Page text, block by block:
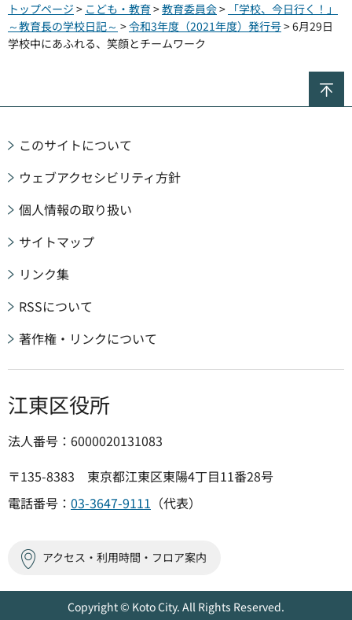
トップページ > こども・教育>教育委員会> 「学校、今日行く！」
～教育長の学校日記～ >令和3年度（2021年度）発行号> 6月29日
学校中にあふれる、笑顔とチームワーク
このサイトについて
ウェブアクセシビリティ方針
個人情報の取り扱い
サイトマップ
リンク集
RSSについて
著作権・リンクについて
江東区役所
法人番号：6000020131083
〒135-8383 東京都江東区東陽4丁目11番28号
電話番号： 03-3647-9111 （代表）
アクセス・利用時間・フロア案内
Copyright © Koto City. All Rights Reserved.